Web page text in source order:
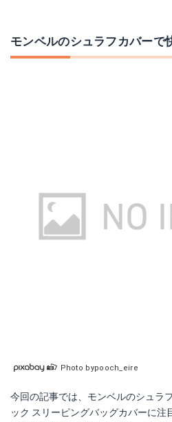
モンベルのシュラフカバーで
Photo bypooch_eire
今回の記事では、モンベルのシュラ
ック スリーピングバッグカバーに注